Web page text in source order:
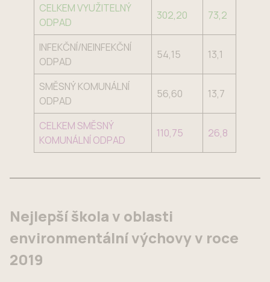
CELKEM VYUŽITELNÝ
ODPAD
302,20 73,2
INFEKČNÍ/NEINFEKČNÍ
ODPAD
54,15 13,1
SMĚSNÝ KOMUNÁLNÍ
ODPAD
56,60 13,7
CELKEM SMĚSNÝ
KOMUNÁLNÍ ODPAD
110,75 26,8
Nejlepší škola v oblasti
environmentální výchovy v roce
2019